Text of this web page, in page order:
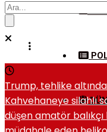
Trump, tehlike
Kahvehaneye silahlı
düşen amatör